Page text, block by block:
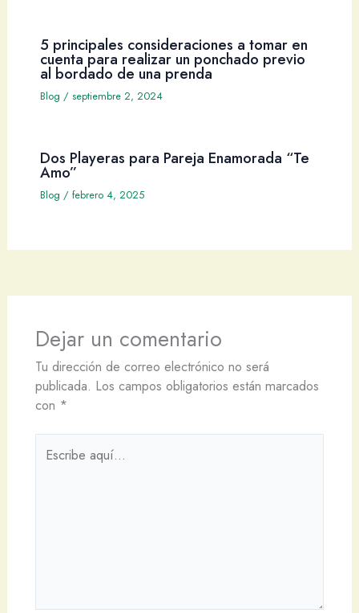
5 principales consideraciones a tomar en
cuenta para realizar un ponchado previo
al bordado de una prenda
Blog / septiembre 2, 2024
Dos Playeras para Pareja Enamorada “Te
Amo”
Blog / febrero 4, 2025
Dejar un comentario
Tu dirección de correo electrónico no será
publicada. Los campos obligatorios están marcados
con *
aquí...